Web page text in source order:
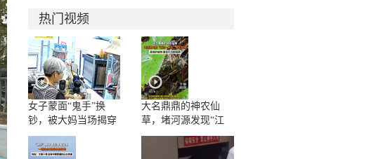
热门视频
女子蒙面“鬼手”换
钞，被大妈当场揭穿
大名鼎鼎的神农仙
草，堵河源发现“江
边一碗水”野生群落